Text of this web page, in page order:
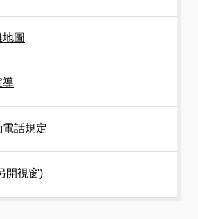
圖
導
話規定
開視窗)